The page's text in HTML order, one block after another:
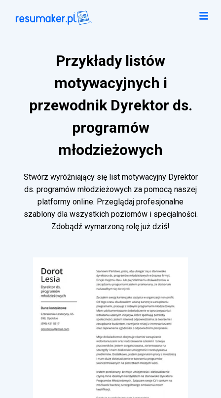
Przykłady listów
motywacyjnych i
przewodnik Dyrektor ds.
programów
młodzieżowych
Stwórz wyróżniający się list motywacyjny Dyrektor
ds. programów młodzieżowych za pomocą naszej
platformy online. Przeglądaj profesjonalne
szablony dla wszystkich poziomów i specjalności.
Zdobądź wymarzoną rolę już dziś!